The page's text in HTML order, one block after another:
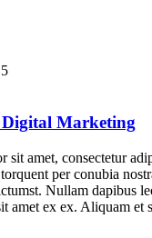
Marketing
sit amet, consectetur
per conubia
Nullam dapibus
amet ex ex. Aliquam